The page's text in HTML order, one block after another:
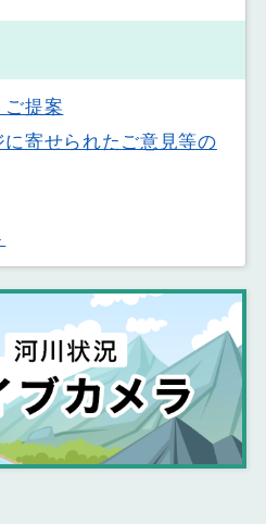
提案
寄せられたご意見等の